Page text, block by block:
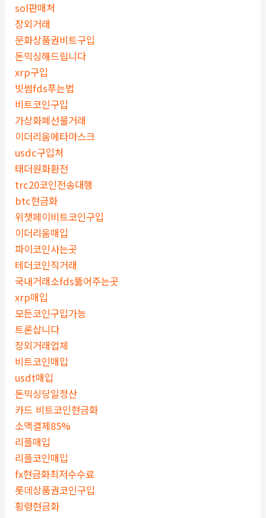
sol판매처
장외거래
문화상품권비트구입
돈믹싱해드립니다
xrp구입
빗썸fds푸는법
비트코인구입
가상화폐선물거래
이더리움메타마스크
usdc구입처
태더원화환전
trc20코인전송대행
btc현금화
위챗페이비트코인구입
이더리움매입
파이코인사는곳
테더코인직거래
국내거래소fds뚫어주는곳
xrp매입
모든코인구입가능
트론삽니다
장외거래업체
비트코인매입
usdt매입
돈믹싱당일정산
카드 비트코인현금화
소액결제85%
리플매입
리플코인매입
fx현금화최저수수료
롯데상품권코인구입
횡령현금화